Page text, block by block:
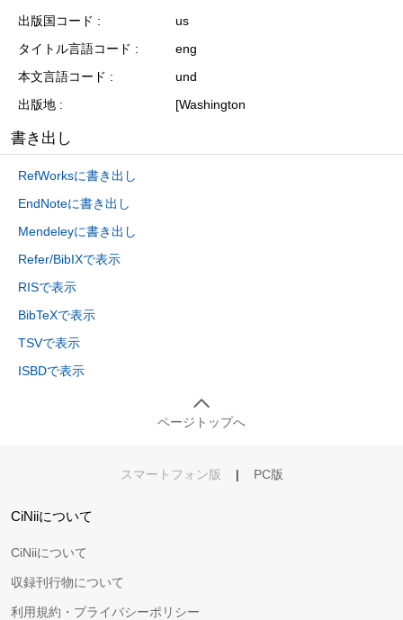
出版国コード
us
タイトル言語コード
eng
本文言語コード
und
出版地
[Washington
書き出し
RefWorksに書き出し
EndNoteに書き出し
Mendeleyに書き出し
Refer/BibIXで表示
RISで表示
BibTeXで表示
TSVで表示
ISBDで表示
ページトップへ
スマートフォン版 | PC版
CiNiiについて
CiNiiについて
収録刊行物について
利用規約・プライバシーポリシー